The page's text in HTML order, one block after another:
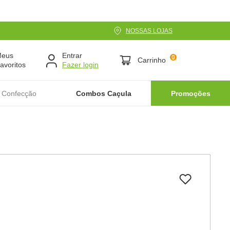
NOSSAS LOJAS
Entrar
Carrinho 0
Combos Caçula Promoções